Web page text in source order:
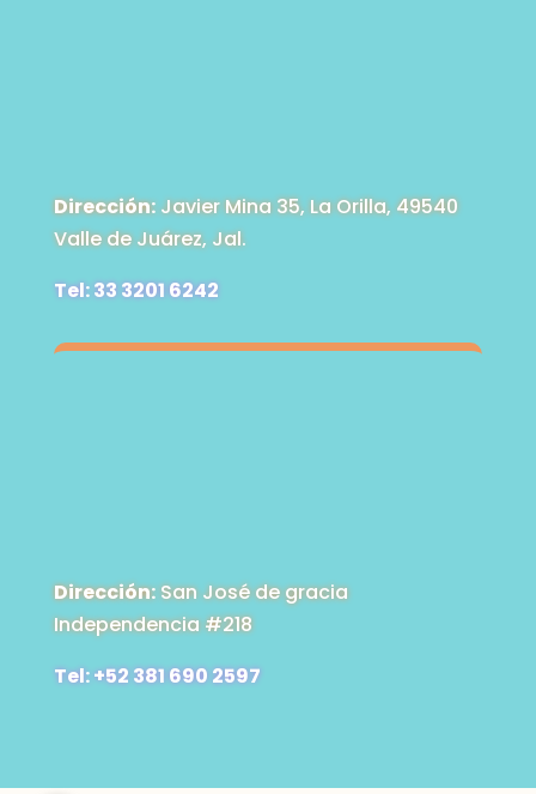
Dirección:Javier Mina 35, La Orilla, 49540
Valle de Juárez, Jal.
Tel: 33 3201 6242
Dirección:San José de gracia
Independencia #218
Tel: +52 381 690 2597